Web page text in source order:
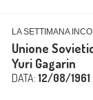
LA SETTIMANA
Unione
Yuri Gagarin
DATA: 12/08/1961